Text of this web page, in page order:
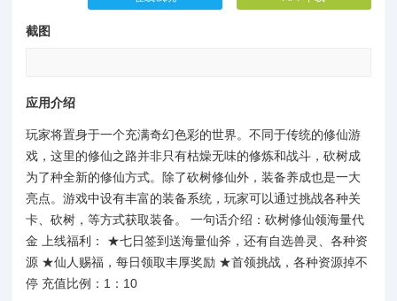
截图
应用介绍
玩家将置身于一个充满奇幻色彩的世界。不同于传统的修仙游
戏，这里的修仙之路并非只有枯燥无味的修炼和战斗，砍树成
为了种全新的修仙方式。除了砍树修仙外，装备养成也是一大
亮点。游戏中设有丰富的装备系统，玩家可以通过挑战各种关
卡、砍树，等方式获取装备。 一句话介绍：砍树修仙领海量代
金 上线福利： ★七日签到送海量仙斧，还有自选兽灵、各种资
源 ★仙人赐福，每日领取丰厚奖励 ★首领挑战，各种资源掉不
停 充值比例：1：10